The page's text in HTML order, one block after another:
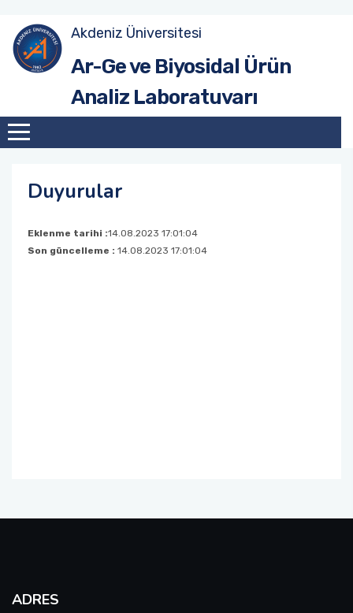
Akdeniz Üniversitesi
Ar-Ge ve Biyosidal Ürün
Analiz Laboratuvarı
Duyurular
Eklenme tarihi :14.08.2023 17:01:04
Son güncelleme : 14.08.2023 17:01:04
ADRES
Numune Gönderim İş Akışı
Analiz Talep Formu
Analiz Listesi
Numune Kabul Kriterleri Talimatı
Müşteri Memnuniyet Anket Formu